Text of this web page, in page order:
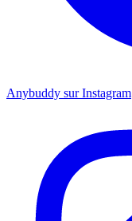
Anybuddy sur Instagram